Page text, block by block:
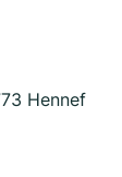
Hennef